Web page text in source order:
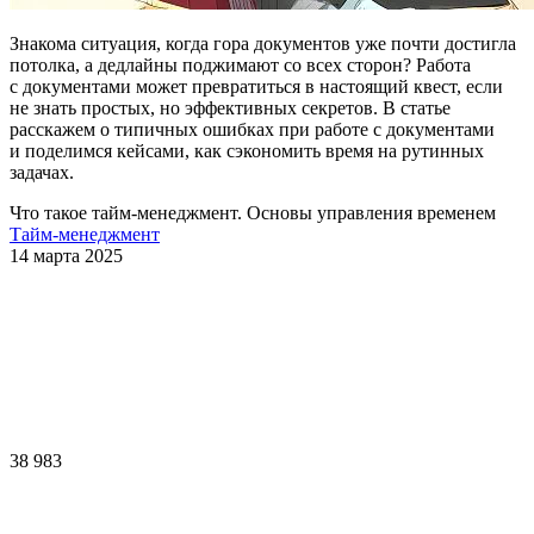
Знакома ситуация, когда гора документов уже почти достигла
потолка, а дедлайны поджимают со всех сторон? Работа
с документами может превратиться в настоящий квест, если
не знать простых, но эффективных секретов. В статье
расскажем о типичных ошибках при работе с документами
и поделимся кейсами, как сэкономить время на рутинных
задачах.
Что такое тайм-менеджмент. Основы управления временем
Тайм-менеджмент
14 марта 2025
38 983